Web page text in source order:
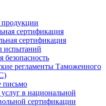
сертификация
сертификация
испытаний
безопасность
регламенты Таможенного
письмо
в национальной
сертификации